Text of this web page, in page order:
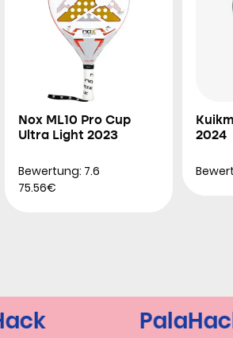
Nox ML10 Pro Cup
Ultra Light 2023
Bewertung: 7.6
75.56€
2024